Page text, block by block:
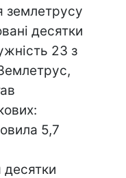
землетрусу
десятки
23 з
5,7